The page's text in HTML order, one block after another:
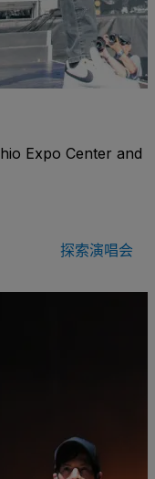
Expo Center and
探索演唱会